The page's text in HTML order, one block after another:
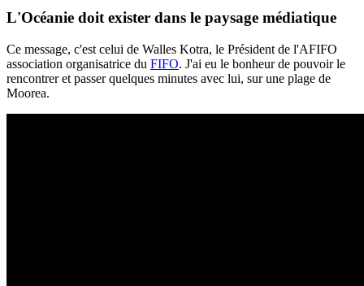
L'Océanie doit exister dans le paysage médiatique
Ce message, c'est celui de Walles Kotra, le Président de l'AFIFO
association organisatrice du FIFO. J'ai eu le bonheur de pouvoir le
rencontrer et passer quelques minutes avec lui, sur une plage de
Moorea.